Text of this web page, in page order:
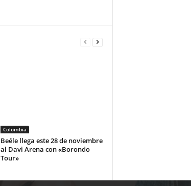
Colombia
Beéle llega este 28 de noviembre
al Davi Arena con «Borondo
Tour»